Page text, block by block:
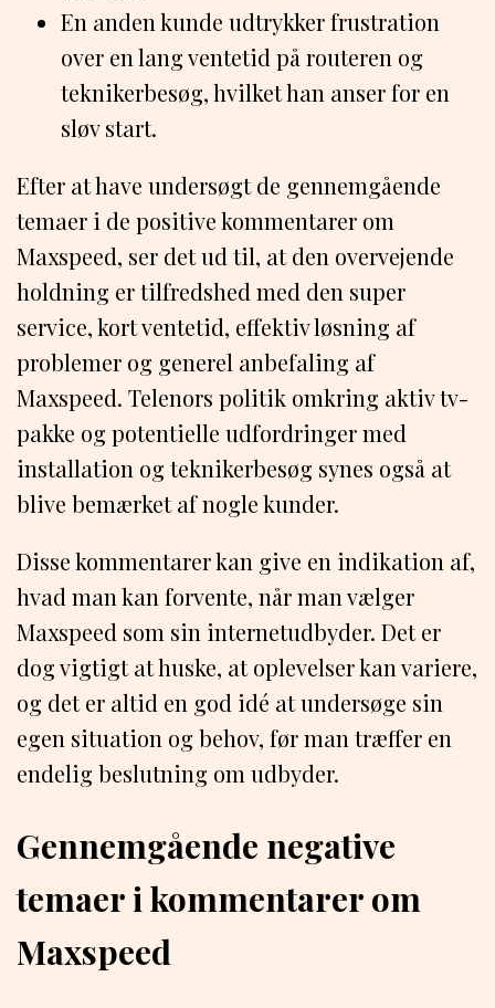
En anden kunde udtrykker frustration
over en lang ventetid på routeren og
teknikerbesøg, hvilket han anser for en
sløv start.
Efter at have undersøgt de gennemgående
temaer i de positive kommentarer om
Maxspeed, ser det ud til, at den overvejende
holdning er tilfredshed med den super
service, kort ventetid, effektiv løsning af
problemer og generel anbefaling af
Maxspeed. Telenors politik omkring aktiv tv-
pakke og potentielle udfordringer med
installation og teknikerbesøg synes også at
blive bemærket af nogle kunder.
Disse kommentarer kan give en indikation af,
hvad man kan forvente, når man vælger
Maxspeed som sin internetudbyder. Det er
dog vigtigt at huske, at oplevelser kan variere,
og det er altid en god idé at undersøge sin
egen situation og behov, før man træffer en
endelig beslutning om udbyder.
Gennemgående negative
temaer i kommentarer om
Maxspeed